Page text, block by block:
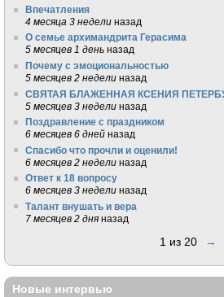
Впечатления
4 месяца 3 недели назад
О семье архимандрита Герасима
5 месяцев 1 день назад
Почему с эмоциональностью
5 месяцев 2 недели назад
СВЯТАЯ БЛАЖЕННАЯ КСЕНИЯ
5 месяцев 3 недели назад
Поздравление с праздником
6 месяцев 6 дней назад
Спасибо что прочли и оценили!
6 месяцев 2 недели назад
Ответ к 18 вопросу
6 месяцев 3 недели назад
Талант внушать и вера
7 месяцев 2 дня назад
1 из 20 →
Новые интервью